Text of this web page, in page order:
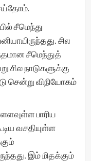
சீமெந்து
சில
சீமெந்துத்
நாடுகளுக்கு
சென்று விநியோகம்
பாரிய
வசதியுள்ள
இம் மிதக்கும்